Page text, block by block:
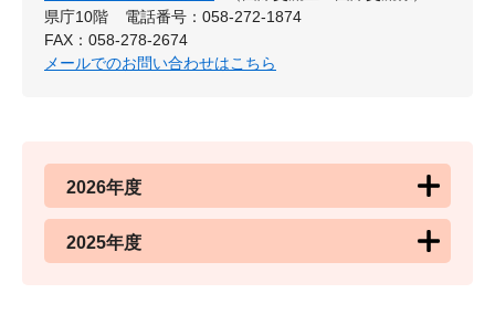
県庁10階
電話番号：058-272-1874
FAX：058-278-2674
メールでのお問い合わせはこちら
2026年度
2025年度